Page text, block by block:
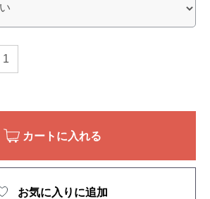
カートに入れる
お気に入りに追加